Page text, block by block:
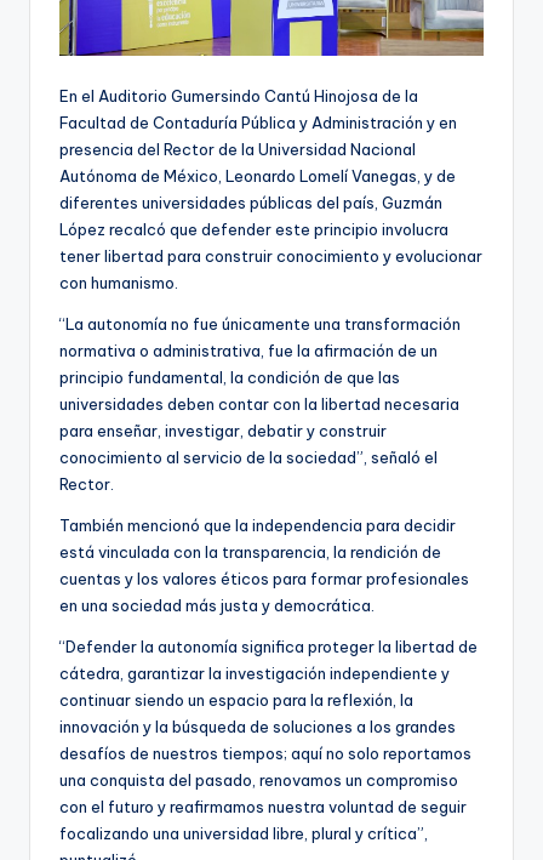
En el Auditorio Gumersindo Cantú Hinojosa de la
Facultad de Contaduría Pública y Administración y en
presencia del Rector de la Universidad Nacional
Autónoma de México, Leonardo Lomelí Vanegas, y de
diferentes universidades públicas del país, Guzmán
López recalcó que defender este principio involucra
tener libertad para construir conocimiento y evolucionar
con humanismo.
“La autonomía no fue únicamente una transformación
normativa o administrativa, fue la afirmación de un
principio fundamental, la condición de que las
universidades deben contar con la libertad necesaria
para enseñar, investigar, debatir y construir
conocimiento al servicio de la sociedad”, señaló el
Rector.
También mencionó que la independencia para decidir
está vinculada con la transparencia, la rendición de
cuentas y los valores éticos para formar profesionales
en una sociedad más justa y democrática.
“Defender la autonomía significa proteger la libertad de
cátedra, garantizar la investigación independiente y
continuar siendo un espacio para la reflexión, la
innovación y la búsqueda de soluciones a los grandes
desafíos de nuestros tiempos; aquí no solo reportamos
una conquista del pasado, renovamos un compromiso
con el futuro y reafirmamos nuestra voluntad de seguir
focalizando una universidad libre, plural y crítica”,